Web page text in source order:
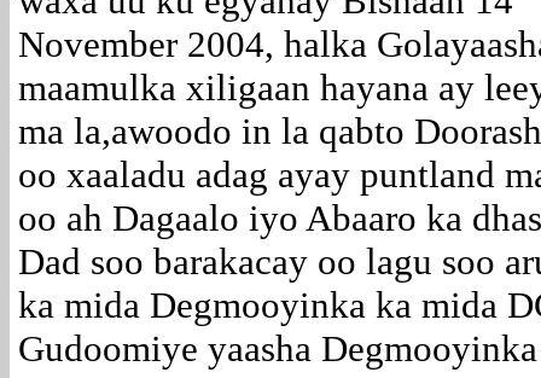
November 2004, halka
maamulka xiligaan hayana ay
ma la,awoodo in la qabto
oo xaaladu adag ayay puntland
oo ah Dagaalo iyo Abaaro ka
Dad soo barakacay oo lagu soo
ka mida Degmooyinka ka mida
Gudoomiye yaasha